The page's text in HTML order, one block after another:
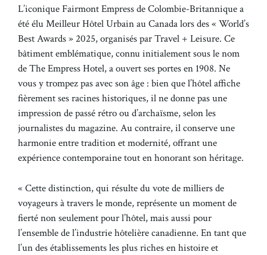
L’iconique Fairmont Empress de Colombie-Britannique a
été élu Meilleur Hôtel Urbain au Canada lors des « World’s
Best Awards » 2025, organisés par Travel + Leisure. Ce
bâtiment emblématique, connu initialement sous le nom
de The Empress Hotel, a ouvert ses portes en 1908. Ne
vous y trompez pas avec son âge : bien que l’hôtel affiche
fièrement ses racines historiques, il ne donne pas une
impression de passé rétro ou d’archaïsme, selon les
journalistes du magazine. Au contraire, il conserve une
harmonie entre tradition et modernité, offrant une
expérience contemporaine tout en honorant son héritage.
« Cette distinction, qui résulte du vote de milliers de
voyageurs à travers le monde, représente un moment de
fierté non seulement pour l’hôtel, mais aussi pour
l’ensemble de l’industrie hôtelière canadienne. En tant que
l’un des établissements les plus riches en histoire et